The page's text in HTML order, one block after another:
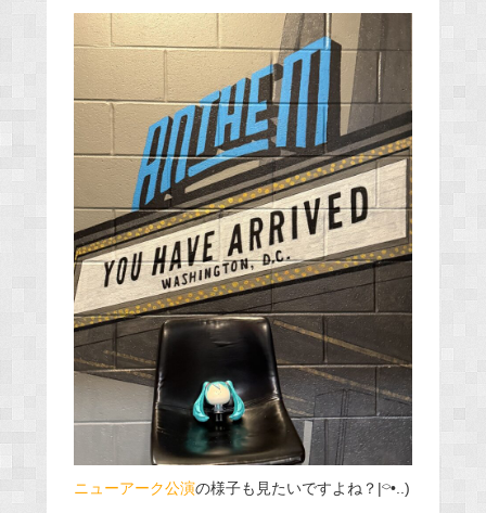
ニューアーク公演の様子も見たいですよね？|⌔•..)